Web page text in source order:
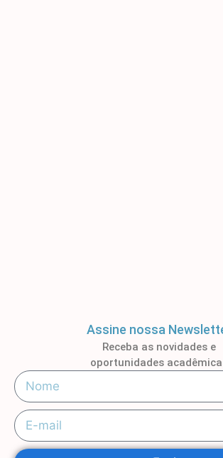
Assine nossa
Receba as novidades e
oportunidades